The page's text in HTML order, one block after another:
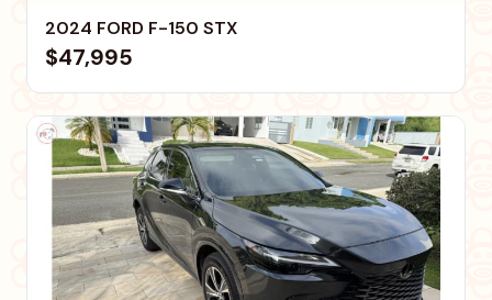
2024 FORD F-150 STX
$47,995